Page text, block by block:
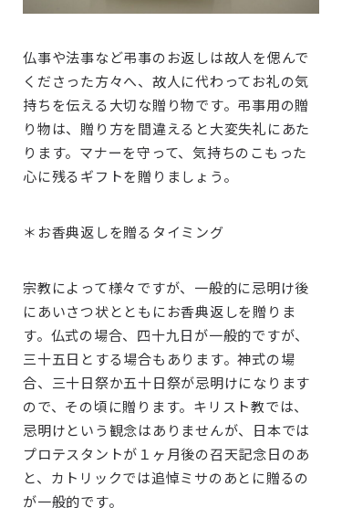
仏事や法事など弔事のお返しは故人を偲んで
くださった方々へ、故人に代わってお礼の気
持ちを伝える大切な贈り物です。弔事用の贈
り物は、贈り方を間違えると大変失礼にあた
ります。マナーを守って、気持ちのこもった
心に残るギフトを贈りましょう。
＊お香典返しを贈るタイミング
宗教によって様々ですが、一般的に忌明け後
にあいさつ状とともにお香典返しを贈りま
す。仏式の場合、四十九日が一般的ですが、
三十五日とする場合もあります。神式の場
合、三十日祭か五十日祭が忌明けになります
ので、その頃に贈ります。キリスト教では、
忌明けという観念はありませんが、日本では
プロテスタントが１ヶ月後の召天記念日のあ
と、カトリックでは追悼ミサのあとに贈るの
が一般的です。